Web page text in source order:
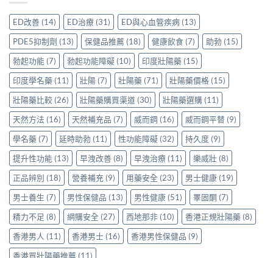
意
事
項〉
中
家
真
實
使
用
心
得〉
中
羅
紅
鑽〉
中
心？
香
港
用
家
親
身
分
享
正
貨
渠
道
與
選
購
指
南〉
中
評
價：
香
港
用
家
親
身
服
用
Levitra
的
真
實
分
享〉
中
ED改善 (14) ED治療 (31) ED與心血管疾病 (13)
PDE5抑制劑 (13) 保健品推薦 (18) 健康飲食 (7) 助勃 (15)
勃起功能 (7) 勃起功能障礙 (10) 印度壯陽藥 (15)
印度學名藥 (11) 壯陽 (7) 壯陽藥 (71) 壯陽藥價格 (15)
壯陽藥比較 (26) 壯陽藥購買渠道 (30) 壯陽藥選購 (11)
天然方法 (16) 天然補充品 (7) 威而鋼 (16) 威而鋼平替 (9)
學名藥 (7) 延時助勃 (11) 性功能障礙 (32) 持久度 (9)
提升性功能 (13) 早洩改善 (8) 早洩治療 (11) 樂威壯 (8)
正品辨別 (18) 營養補充 (9) 用藥安全 (23) 男士健康 (19)
男士養生 (7) 男性保健品 (13) 男性健康 (51) 睪固酮 (7)
精力不足 (8) 網購安全 (27) 西地那非 (10) 香港正規壯陽藥 (8)
香港男人 (11) 香港男士 (16) 香港男性保健品 (9)
香港買壯陽藥推薦 (11)